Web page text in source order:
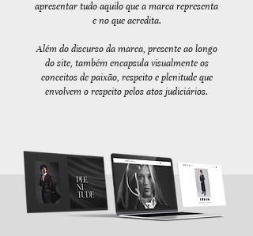
apresentar tudo aquilo que a marca representa
e no que acredita.
Além do discurso da marca, presente ao longo
do site, também encapsula visualmente os
conceitos de paixão, respeito e plenitude que
envolvem o respeito pelos atos judiciários.